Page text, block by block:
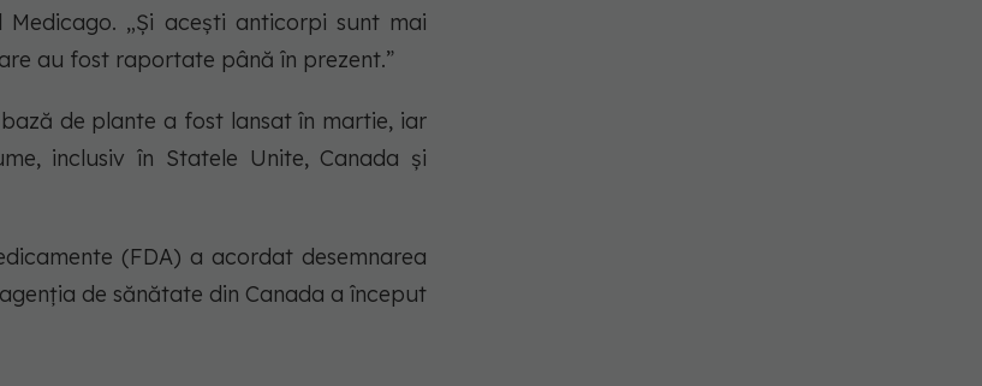
„Și acești anticorpi sunt mai
au fost raportate până în prezent.”
de plante a fost lansat în martie, iar
inclusiv în Statele Unite, Canada și
(FDA) a acordat desemnarea
de sănătate din Canada a început